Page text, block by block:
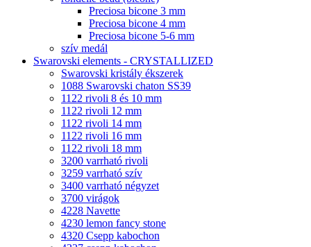
Preciosa bicone 3 mm
Preciosa bicone 4 mm
Preciosa bicone 5-6 mm
szív medál
Swarovski elements - CRYSTALLIZED
Swarovski kristály ékszerek
1088 Swarovski chaton SS39
1122 rivoli 8 és 10 mm
1122 rivoli 12 mm
1122 rivoli 14 mm
1122 rivoli 16 mm
1122 rivoli 18 mm
3200 varrható rivoli
3259 varrható szív
3400 varrható négyzet
3700 virágok
4228 Navette
4230 lemon fancy stone
4320 Csepp kabochon